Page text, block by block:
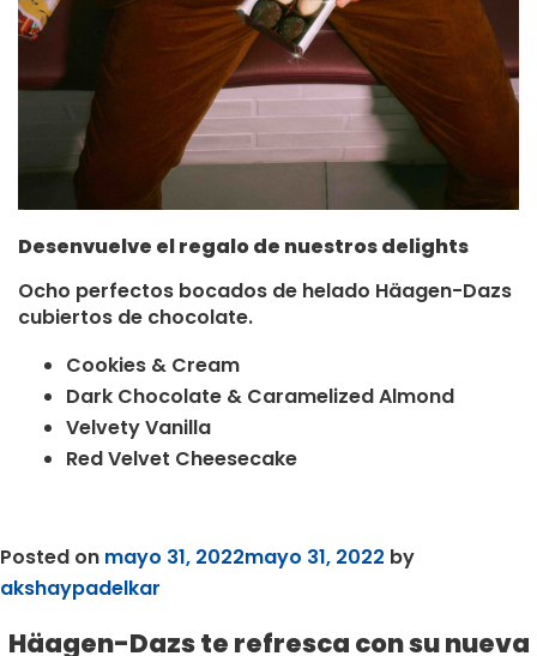
Desenvuelve el regalo de nuestros delights
Ocho perfectos bocados de helado Häagen-Dazs
cubiertos de chocolate.
Cookies & Cream
Dark Chocolate & Caramelized Almond
Velvety Vanilla
Red Velvet Cheesecake
Posted on mayo 31, 2022mayo 31, 2022 by
akshaypadelkar
Häagen-Dazs te refresca con su nueva